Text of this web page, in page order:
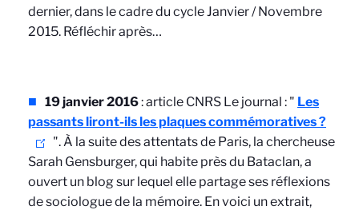
dernier, dans le cadre du cycle Janvier / Novembre
2015. Réfléchir après…
19 janvier 2016: article CNRS Le journal : " Les
passants liront-ils les plaques commémoratives ?
". À la suite des attentats de Paris, la chercheuse
Sarah Gensburger, qui habite près du Bataclan, a
ouvert un blog sur lequel elle partage ses réflexions
de sociologue de la mémoire. En voici un extrait,